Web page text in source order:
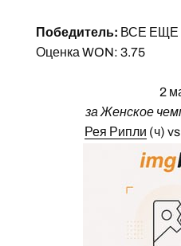
Победитель: ВСЕ ЕЩЕ
Оценка WON: 3.75
2
за Женское
Рея Рипли (ч)